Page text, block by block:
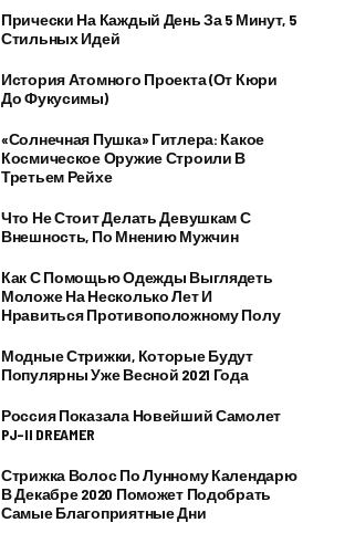
Прически На Каждый День За 5 Минут, 5
Стильных Идей
История Атомного Проекта (от Кюри
До Фукусимы)
«Солнечная Пушка» Гитлера: Какое
Космическое Оружие Строили В
Третьем Рейхе
Что Не Стоит Делать Девушкам С
Внешность, По Мнению Мужчин
Как С Помощью Одежды Выглядеть
Моложе На Несколько Лет И
Нравиться Противоположному Полу
Модные Стрижки, Которые Будут
Популярны Уже Весной 2021 Года
Россия Показала Новейший Самолет
PJ–II DREAMER
Стрижка Волос По Лунному Календарю
В Декабре 2020 Поможет Подобрать
Самые Благоприятные Дни